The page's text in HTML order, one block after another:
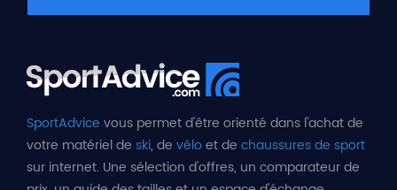
SportAdvice vous permet d'être orienté dans l'achat de
votre matériel de ski, de véloet de chaussures de sport
sur internet. Une sélection d'offres, un comparateur de